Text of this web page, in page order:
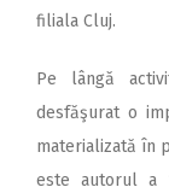
filiala Cluj.
Pe lângă
desfăşurat o
materializată în
este autorul a